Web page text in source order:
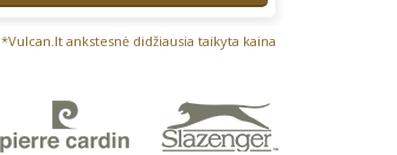
*Vulcan.lt ankstesnė didžiausia taikyta kaina